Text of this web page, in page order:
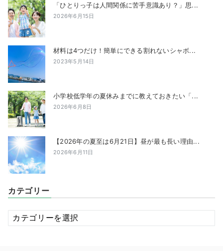
「ひとりっ子は人間関係に苦手意識あり？」思...
2026年6月15日
材料は4つだけ！簡単にできる割れないシャボ...
2023年5月14日
小学校低学年の夏休みまでに教えておきたい「...
2026年6月8日
【2026年の夏至は6月21日】昼が最も長い理由...
2026年6月11日
カテゴリー
カ
テ